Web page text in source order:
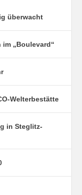
überwacht
„Boulevard“
Welterbestätte
in Steglitz-